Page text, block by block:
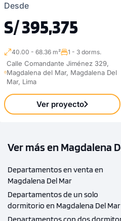
Desde
S/ 395,375
40.00 - 68.36 m² 1 - 3 dorms.
Calle Comandante Jiménez 329,
Magdalena del Mar, Magdalena Del
Mar, Lima
Ver proyecto
Ver más en Magdalena
Departamentos en venta en
Magdalena Del Mar
Departamentos de un solo
dormitorio en Magdalena Del Mar